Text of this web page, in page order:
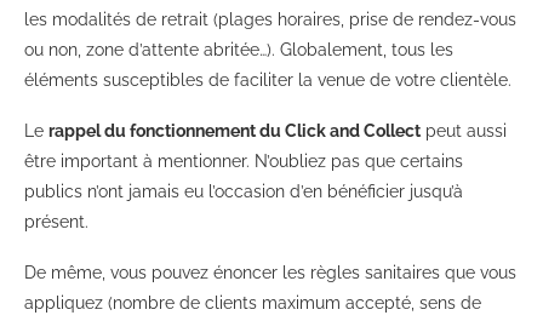
les modalités de retrait (plages horaires, prise de rendez-vous
ou non, zone d’attente abritée…). Globalement, tous les
éléments susceptibles de faciliter la venue de votre clientèle.
Le rappel du fonctionnement du Click and Collect peut aussi
être important à mentionner. N’oubliez pas que certains
publics n’ont jamais eu l’occasion d’en bénéficier jusqu’à
présent.
De même, vous pouvez énoncer les règles sanitaires que vous
appliquez (nombre de clients maximum accepté, sens de